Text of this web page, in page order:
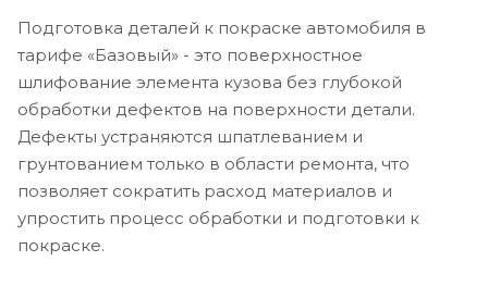
Подготовка деталей к покраске автомобиля в
тарифе «Базовый» - это поверхностное
шлифование элемента кузова без глубокой
обработки дефектов на поверхности детали.
Дефекты устраняются шпатлеванием и
грунтованием только в области ремонта, что
позволяет сократить расход материалов и
упростить процесс обработки и подготовки к
покраске.